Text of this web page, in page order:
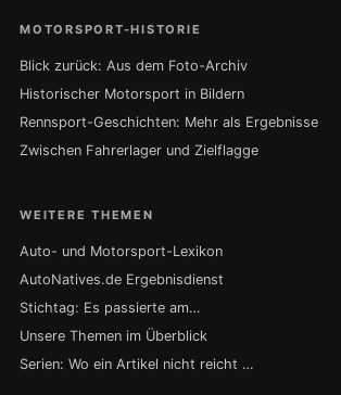
MOTORSPORT-HISTORIE
Blick zurück: Aus dem Foto-Archiv
Historischer Motorsport in Bildern
Rennsport-Geschichten: Mehr als Ergebnisse
Zwischen Fahrerlager und Zielflagge
WEITERE THEMEN
Auto- und Motorsport-Lexikon
AutoNatives.de Ergebnisdienst
Stichtag: Es passierte am…
Unsere Themen im Überblick
Serien: Wo ein Artikel nicht reicht …